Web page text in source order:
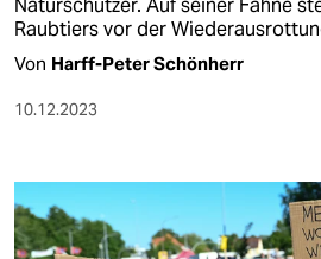
verlag
verlag
veranstaltungen
unterstützen
Raubtiers vor der
Von Harff-Peter Schönherr
10.12.2023